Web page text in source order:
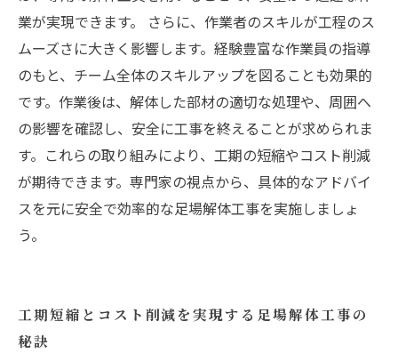
業が実現できます。 さらに、作業者のスキルが工程のス
ムーズさに大きく影響します。経験豊富な作業員の指導
のもと、チーム全体のスキルアップを図ることも効果的
です。作業後は、解体した部材の適切な処理や、周囲へ
の影響を確認し、安全に工事を終えることが求められま
す。これらの取り組みにより、工期の短縮やコスト削減
が期待できます。専門家の視点から、具体的なアドバイ
スを元に安全で効率的な足場解体工事を実施しましょ
う。
工期短縮とコスト削減を実現する足場解体工事の
秘訣